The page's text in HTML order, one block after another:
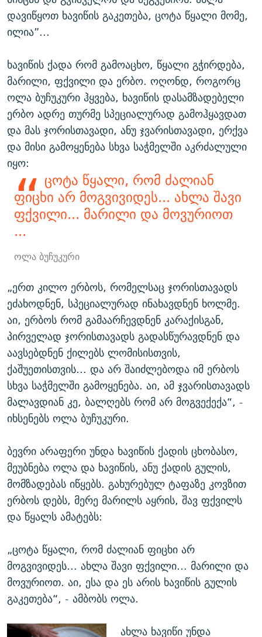
დავიწყოთ ხავიწის გაკეთება, ცოტა წყალი მომე,
ილია”...
ხავიწის ქადა რომ გამოაცხო, წყალი გჭირდება,
მარილი, ფქვილი და ერბო. ოღონდ, როგორც
ოლა ბუჩუკური ჰყვება, ხავიწის დასამზადებელი
ერბო ადრე თურმე სპეციალურად გამოჰყავდათ
და მას ჯორისთავადი, ანუ ჯვარისთავადი, ერქვა
და მისი გამოყენება სხვა საჭმელში აკრძალული
იყო:
ცოტა წყალი, რომ ძალიან
ფიცხი არ მოგვივიდეს... ახლა შავი
ფქვილი... მარილი და მოვურიოთ
...
ოლა ბუჩუკური
„ერთ კილო ერბოს, რომელსაც ჯორისთავადს
ეძახოდნენ, სპეციალურად ინახავდნენ ხოლმე.
აი, ერბოს რომ გამაარჩევდნენ კარაქისგან,
პირველად ჯორისთავადს გადასწურავდნენ და
აავსებდნენ ქილებს ლომისისთვის,
ქაშუეთისთვის... და არ შაიძლებოდა იმ ერბოს
სხვა საჭმელში გამოყენება. აი, ამ ჯვარისთავადს
მალავდიან კე, ბალღებს რომ არ მოგვექექა“, -
იხსენებს ოლა ბუჩუკური.
ბევრი არაფერი უნდა ხავიწის ქადის ცხობასო,
მეუბნება ოლა და ხავიწის, ანუ ქადის გულის,
მომზადებას იწყებს. გახურებულ ტაფაზე კოვზით
ერბოს დებს, მერე მარილს აყრის, შავ ფქვილს
და წყალს ამატებს:
„ცოტა წყალი, რომ ძალიან ფიცხი არ
მოგვივიდეს... ახლა შავი ფქვილი... მარილი და
მოვურიოთ. აი, ესა და ეს არის ხავიწის გულის
გაკეთება“, - ამბობს ოლა.
ახლა ხავიწი უნდა